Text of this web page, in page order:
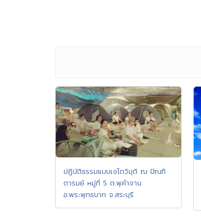
ปฏิบัติธรรมแบบเจโตวิมุติ ณ ปัณฑิ
ตารมย์ หมู่ที่ 5 ต.พุคำจาน
อ.พระพุทธบาท จ.สระบุรี